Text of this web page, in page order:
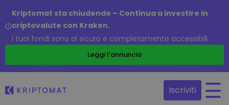
Kriptomat sta chiudendo – Continua a investire in
criptovalute con Kraken.
I tuoi fondi sono al sicuro e completamente accessibili.
Leggi l'annuncio
Iscriviti